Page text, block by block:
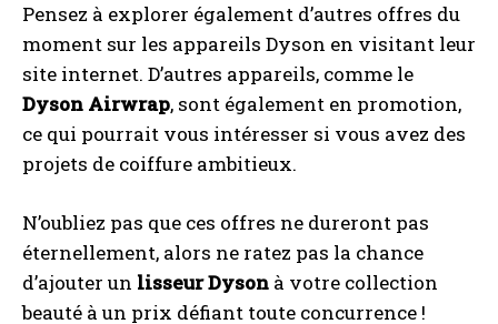
Pensez à explorer également d’autres offres du
moment sur les appareils Dyson en visitant leur
site internet. D’autres appareils, comme le
Dyson Airwrap, sont également en promotion,
ce qui pourrait vous intéresser si vous avez des
projets de coiffure ambitieux.
N’oubliez pas que ces offres ne dureront pas
éternellement, alors ne ratez pas la chance
d’ajouter un lisseur Dyson à votre collection
beauté à un prix défiant toute concurrence !